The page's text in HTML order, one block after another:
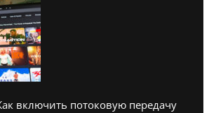
включить потоковую передачу